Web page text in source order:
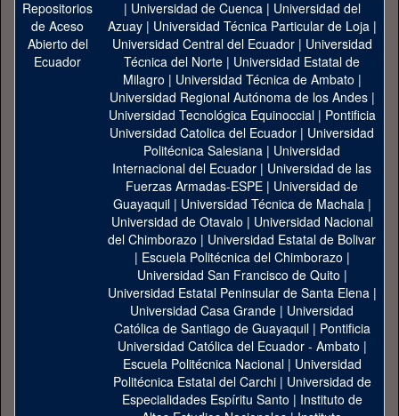
| Universidad de Cuenca| Universidad del
Azuay| Universidad Técnica Particular de Loja|
Universidad Central del Ecuador| Universidad
Técnica del Norte | Universidad Estatal de
Milagro | Universidad Técnica de Ambato |
Universidad Regional Autónoma de los Andes|
Universidad Tecnológica Equinoccial| Pontificia
Universidad Catolica del Ecuador | Universidad
Politécnica Salesiana | Universidad
Internacional del Ecuador | Universidad de las
Fuerzas Armadas-ESPE | Universidad de
Guayaquil| Universidad Técnica de Machala|
Universidad de Otavalo | Universidad Nacional
del Chimborazo | Universidad Estatal de Bolivar
| Escuela Politécnica del Chimborazo |
Universidad San Francisco de Quito |
Universidad Estatal Peninsular de Santa Elena|
Universidad Casa Grande | Universidad
Católica de Santiago de Guayaquil| Pontificia
Universidad Católica del Ecuador - Ambato |
Escuela Politécnica Nacional| Universidad
Politécnica Estatal del Carchi| Universidad de
Especialidades Espíritu Santo | Instituto de